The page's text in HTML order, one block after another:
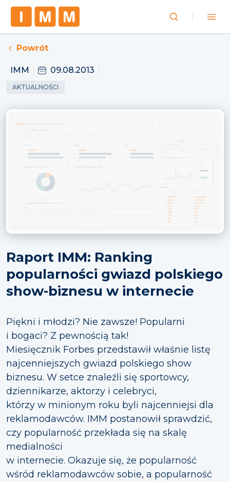
Powrót
IMM 09.08.2013
AKTUALNOŚCI
Raport IMM: Ranking
popularności gwiazd polskiego
show-biznesu w internecie
Piękni i młodzi? Nie zawsze! Popularni
i bogaci? Z pewnością tak!
Miesięcznik Forbes przedstawił właśnie listę
najcenniejszych gwiazd polskiego show
biznesu. W setce znaleźli się sportowcy,
dziennikarze, aktorzy i celebryci,
którzy w minionym roku byli najcenniejsi dla
reklamodawców. IMM postanowił sprawdzić,
czy popularność przekłada się na skalę
medialności
w internecie. Okazuje się, że popularność
wśród reklamodawców sobie, a popularność